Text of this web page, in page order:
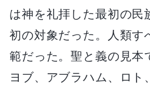
は神を礼拝した最初の民
初の対象だった。人類す
範だった。聖と義の見本
ヨブ、アブラハム、ロト